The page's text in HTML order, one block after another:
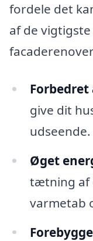
fordele det
af de
give dit
udseende.
Øget
tætning af
varmetab